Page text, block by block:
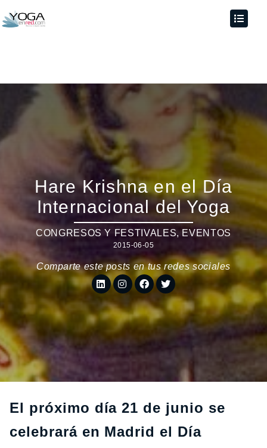
Hare Krishna en el Día
Internacional del Yoga
CONGRESOS Y FESTIVALES, EVENTOS
2015-06-05
Comparte este posts en tus redes sociales
El próximo día 21 de junio se
celebrará en Madrid el Día